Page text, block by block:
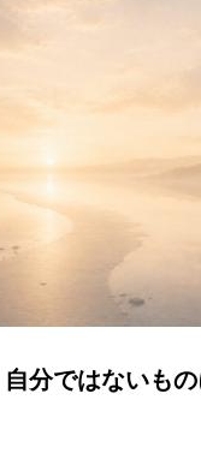
自分ではないも